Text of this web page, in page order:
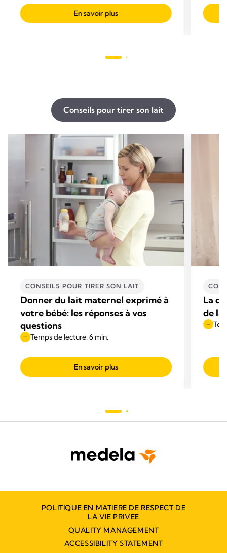
5
étoiles.
En savoir plus
vos
sur
5
Conseils pour tirer son lait
CONSEILS POUR TIRER SON LAIT
Donner du lait maternel exprimé à
votre bébé: les réponses à vos
questions
Temps de lecture: 6 min.
En savoir plus
La
de
POLITIQUE EN MATIERE DE RESPECT DE
LA VIE PRIVEE
QUALITY MANAGEMENT
ACCESSIBILITY STATEMENT